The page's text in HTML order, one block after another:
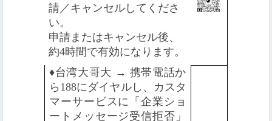
請／キャンセルしてくださ
い。
申請またはキャンセル後、
約4時間で有効になります。
♦️台湾大哥大 → 携帯電話か
ら188にダイヤルし、カスタ
マーサービスに「企業ショ
ートメッセージ受信拒否」